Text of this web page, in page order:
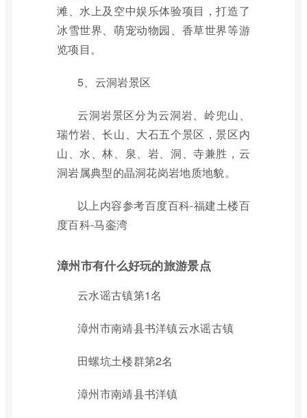
滩、水上及空中娱乐体验项目，打造了
冰雪世界、萌宠动物园、香草世界等游
览项目。
5、云洞岩景区
云洞岩景区分为云洞岩、岭兜山、
瑞竹岩、长山、大石五个景区，景区内
山、水、林、泉、岩、洞、寺兼胜，云
洞岩属典型的晶洞花岗岩地质地貌。
以上内容参考百度百科-福建土楼百
度百科-马銮湾
漳州市有什么好玩的旅游景点
云水谣古镇第1名
漳州市南靖县书洋镇云水谣古镇
田螺坑土楼群第2名
漳州市南靖县书洋镇